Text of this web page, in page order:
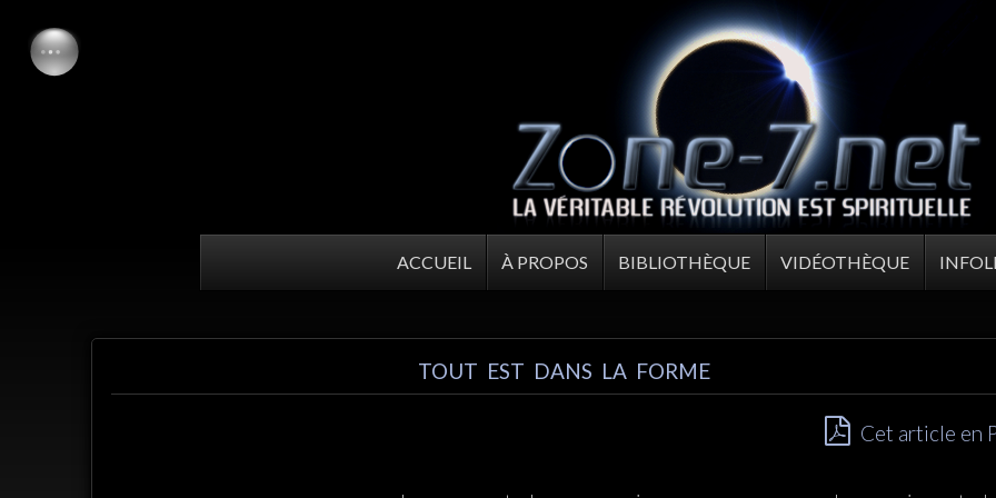
ACCUEIL À PROPOS BIBLIOTHÈQUE VIDÉOTHÈQUE
TOUT EST DANS LA FORME
Cet article en